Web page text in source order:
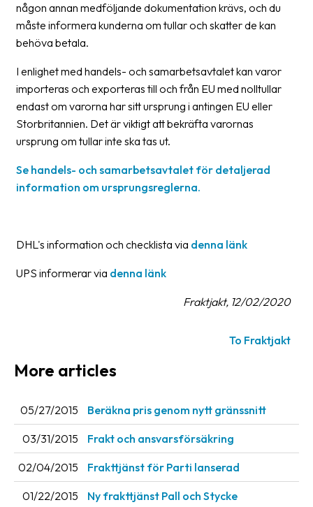
About
Fraktjakt
Coworkers
Job
&
career
News
archive
us
Terms
Privacy
and
dangerous
content
någon annan medföljande dokumentation krävs, och du
måste informera kunderna om tullar och skatter de kan
behöva betala.
I enlighet med handels- och samarbetsavtalet kan varor
importeras och exporteras till och från EU med nolltullar
endast om varorna har sitt ursprung i antingen EU eller
Storbritannien. Det är viktigt att bekräfta varornas
ursprung om tullar inte ska tas ut.
Se handels- och samarbetsavtalet för detaljerad
information om ursprungsreglerna.
DHL's information och checklista via denna länk
UPS informerar via denna länk
Fraktjakt, 12/02/2020
To Fraktjakt
More articles
05/27/2015 Beräkna pris genom nytt gränssnitt
03/31/2015 Frakt och ansvarsförsäkring
02/04/2015 Frakttjänst för Parti lanserad
01/22/2015 Ny frakttjänst Pall och Stycke